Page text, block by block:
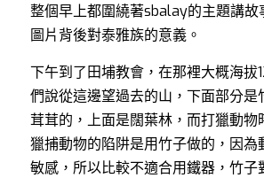
整個早上都圍繞著sbalay的主題講故
圖片背後對泰雅族的意義。
下午到了田埔教會，在那裡大概海拔
們說從這邊望過去的山，下面部分是
茸茸的，上面是闊葉林，而打獵動物
獵捕動物的陷阱是用竹子做的，因為
敏感，所以比較不適合用鐵器，竹子